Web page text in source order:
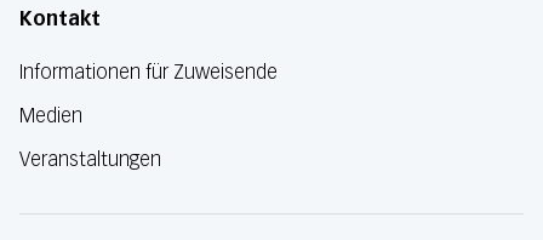
Kontakt
Informationen für Zuweisende
Medien
Veranstaltungen